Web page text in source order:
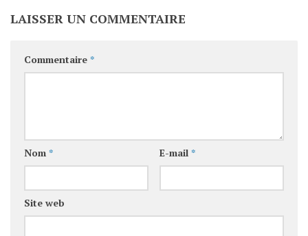
LAISSER UN COMMENTAIRE
Commentaire *
Nom * E-mail *
Site web